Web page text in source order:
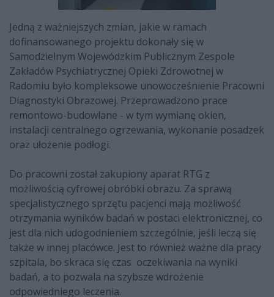
Jedną z ważniejszych zmian, jakie w ramach
dofinansowanego projektu dokonały się w
Samodzielnym Wojewódzkim Publicznym Zespole
Zakładów Psychiatrycznej Opieki Zdrowotnej w
Radomiu było kompleksowe unowocześnienie Pracowni
Diagnostyki Obrazowej. Przeprowadzono prace
remontowo-budowlane - w tym wymianę okien,
instalacji centralnego ogrzewania, wykonanie posadzek
oraz ułożenie podłogi.
Do pracowni został zakupiony aparat RTG z
możliwością cyfrowej obróbki obrazu. Za sprawą
specjalistycznego sprzętu pacjenci mają możliwość
otrzymania wyników badań w postaci elektronicznej, co
jest dla nich udogodnieniem szczególnie, jeśli leczą się
także w innej placówce. Jest to również ważne dla pracy
szpitala, bo skraca się czas oczekiwania na wyniki
badań, a to pozwala na szybsze wdrożenie
odpowiedniego leczenia.